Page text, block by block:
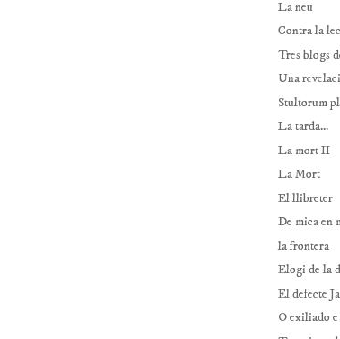
La neu
Contra la
Tres blogs
Una
Stultorum
La tarda...
La mort II
La Mort
El llibreter
De mica en
la frontera
Elogi de la
El defecte
O exiliado